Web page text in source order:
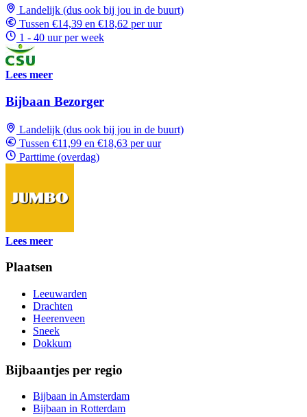
Landelijk (dus ook bij jou in de buurt)
Tussen €14,39 en €18,62 per uur
1 - 40 uur per week
Lees meer
Bijbaan Bezorger
Landelijk (dus ook bij jou in de buurt)
Tussen €11,99 en €18,63 per uur
Parttime (overdag)
Lees meer
Plaatsen
Leeuwarden
Drachten
Heerenveen
Sneek
Dokkum
Bijbaantjes per regio
Bijbaan in Amsterdam
Bijbaan in Rotterdam